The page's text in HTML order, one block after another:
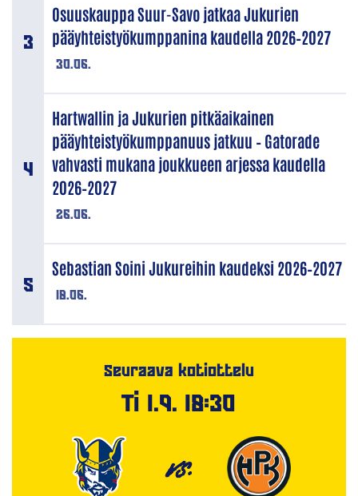
30.06.
Osuuskauppa Suur-Savo jatkaa Jukurien
pääyhteistyökumppanina kaudella 2026–2027
26.06.
Hartwallin ja Jukurien pitkäaikainen
pääyhteistyökumppanuus jatkuu – Gatorade
vahvasti mukana joukkueen arjessa kaudella
2026–2027
18.06.
Sebastian Soini Jukureihin kaudeksi 2026–2027
Seuraava kotiottelu
Ti 1.9. 18:30
VS.